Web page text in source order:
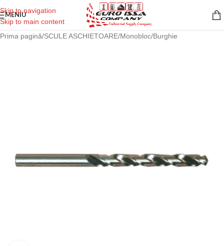
Skip to navigation
Skip to main content
MENIU
Prima pagină/SCULE ASCHIETOARE/Monobloc/Burghie